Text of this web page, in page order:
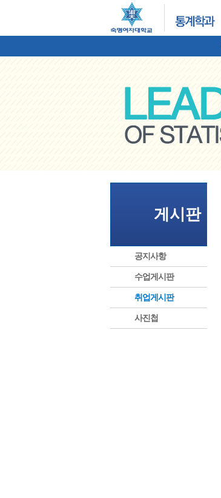
게시판
공지사항
수업게시판
취업게시판
사진첩